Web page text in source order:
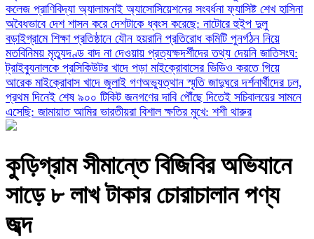
কলেজ প্রাণিবিদ্যা অ্যালামনাই অ্যাসোসিয়েশনের সংবর্ধনাফ্যাসিষ্ট শেখ হাসিনা
অবৈধভাবে দেশ শাসন করে দেশটাকে ধ্বংস করেছে: নাটোরে হুইপ দুলু
বড়াইগ্রামে শিক্ষা প্রতিষ্ঠানে যৌন হয়রানি প্রতিরোধ কমিটি পুনর্গঠন নিয়ে
মতবিনিময় মৃত্যুদণ্ড বাদ না দেওয়ায় প্রত্যক্ষদর্শীদের তথ্য দেয়নি জাতিসংঘ:
ট্রাইব্যুনালকে প্রসিকিউটর খাদে পড়া মাইক্রোবাসের ভিডিও করতে গিয়ে
আরেক মাইক্রোবাস খাদে জুলাই গণঅভ্যুত্থান স্মৃতি জাদুঘরে দর্শনার্থীদের ঢল,
প্রথম দিনেই শেষ ৯০০ টিকিট জনগণের দাবি পৌঁছে দিতেই সচিবালয়ের সামনে
এসেছি: জামায়াত আমির ভারতীয়রা বিশাল ক্ষতির মুখে: শশী থারুর
কুড়িগ্রাম সীমান্তে বিজিবির অভিযানে
সাড়ে ৮ লাখ টাকার চোরাচালান পণ্য
জব্দ